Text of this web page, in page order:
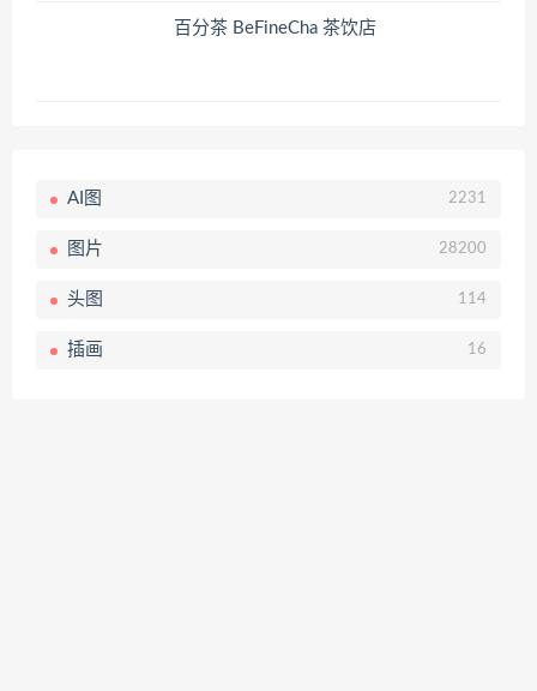
百分茶 BeFineCha 茶饮店
AI图 2231
图片 28200
头图 114
插画 16